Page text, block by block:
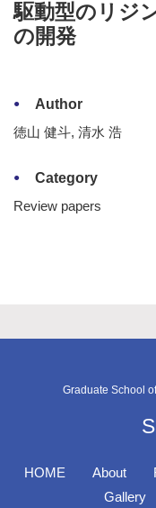
駆動型のリジ
の開発
Author
徳山 健斗, 清水 浩
Category
Review papers
Graduate School
HOME About
Gallery